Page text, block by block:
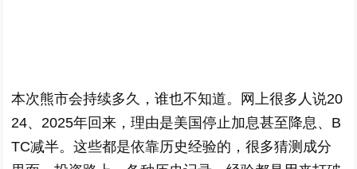
本次熊市会持续多久，谁也不知道。网上很多人说20
24、2025年回来，理由是美国停止加息甚至降息、B
TC减半。这些都是依靠历史经验的，很多猜测成分